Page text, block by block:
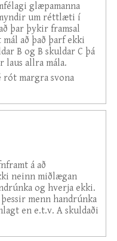
glæpamanna
um réttlæti í
þar þykir framsal
að það þarf ekki
B og B skuldar C þá
laus allra mála.
rót margra svona
á að
neinn miðlægan
og hverja ekki.
menn handrúnka
en e.t.v. A skuldaði